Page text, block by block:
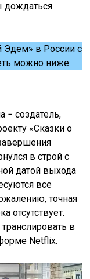
дождаться
Эдем» в России с
можно ниже.
− создатель,
«Сказки о
в строй с
датой выхода
все
точная
отсутствует.
транслировать в
Netflix.